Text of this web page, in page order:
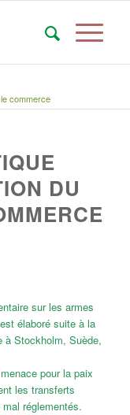
commerce
DU
sur les armes
élaboré suite à la
à Stockholm, Suède,
pour la paix
les transferts
réglementés.